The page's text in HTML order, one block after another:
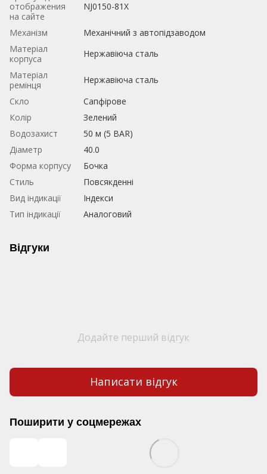
отображения
на сайте
NJ0150-81X
Механізм
Механічний з автопідзаводом
Матеріал
корпуса
Нержавіюча сталь
Матеріал
ремінця
Нержавіюча сталь
Скло
Сапфірове
Колір
Зелений
Водозахист
50 м (5 BAR)
Діаметр
40.0
Форма корпусу
Бочка
Стиль
Повсякденні
Вид індикації
Індекси
Тип індикації
Аналоговий
Відгуки
Додайте перший відгук
Написати відгук
Поширити у соцмережах